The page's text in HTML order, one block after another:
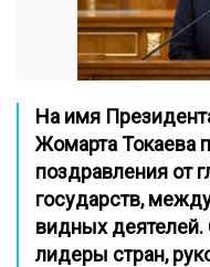
На имя
Жомарта Токаева
поздравления от
государств,
видных деятелей.
лидеры стран,